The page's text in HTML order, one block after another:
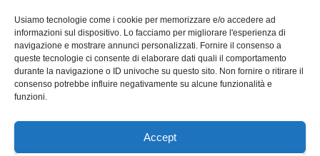
Usiamo tecnologie come i cookie per memorizzare e/o accedere ad
informazioni sul dispositivo. Lo facciamo per migliorare l'esperienza di
navigazione e mostrare annunci personalizzati. Fornire il consenso a
queste tecnologie ci consente di elaborare dati quali il comportamento
durante la navigazione o ID univoche su questo sito. Non fornire o ritirare il
consenso potrebbe influire negativamente su alcune funzionalità e
funzioni.
Accept
Proudly powered by WordPress|Tema: Newspaperex di